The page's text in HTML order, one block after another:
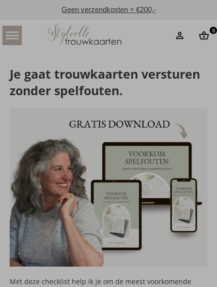
Geen verzendkosten > €200,-
0
Je gaat trouwkaarten versturen
zonder spelfouten.
Met deze checklist help ik je om de meest voorkomende